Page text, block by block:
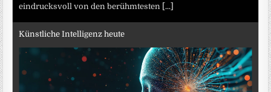
eindrucksvoll von den berühmtesten [...]
Künstliche Intelligenz heute